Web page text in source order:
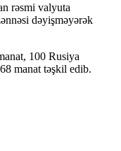
rəsmi valyuta
dəyişməyərək
100 Rusiya
manat təşkil edib.